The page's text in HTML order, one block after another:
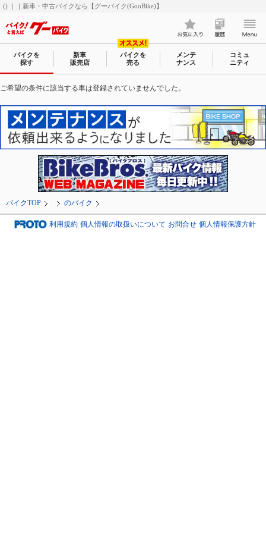
() ｜｜新車・中古バイクなら【グーバイク(GooBike)】
バイクを
探す
新車
販売店
バイクを
売る
メンテ
ナンス
コミュ
ニティ
ご希望の条件に該当する車は登録されていませんでした。
バイクTOP のバイク
利用規約 個人情報の取扱いについて お問合せ 個人情報保護方針